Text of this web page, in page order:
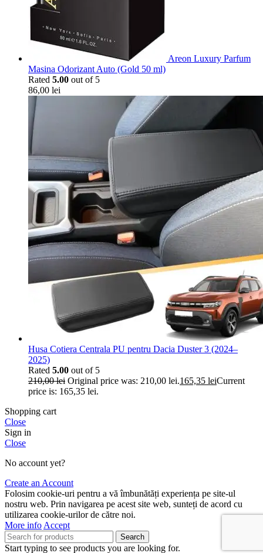
Areon Luxury Parfum
Masina Odorizant Auto (Gold 50 ml)
Rated 5.00 out of 5
86,00 lei
Husa Cotiera Centrala PU pentru Dacia Duster 3 (2024–
2025)
Rated 5.00 out of 5
210,00lei Original price was: 210,00 lei.165,35 leiCurrent
price is: 165,35 lei.
Shopping cart
Close
Sign in
Close
No account yet?
Create an Account
Folosim cookie-uri pentru a vă îmbunătăți experiența pe site-ul
nostru web. Prin navigarea pe acest site web, sunteți de acord cu
utilizarea cookie-urilor de către noi.
More info Accept
Search
Start typing to see products you are looking for.